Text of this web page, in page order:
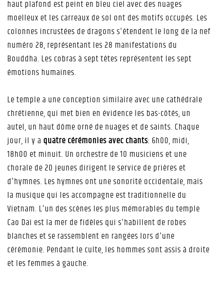
haut plafond est peint en bleu ciel avec des nuages
moelleux et les carreaux de sol ont des motifs occupés. Les
colonnes incrustées de dragons s'étendent le long de la nef
numéro 28, représentant les 28 manifestations du
Bouddha. Les cobras à sept têtes représentent les sept
émotions humaines.
Le temple a une conception similaire avec une cathédrale
chrétienne, qui met bien en évidence les bas-côtés, un
autel, un haut dôme orné de nuages et de saints. Chaque
jour, il y a quatre cérémonies avec chants: 6h00, midi,
18h00 et minuit. Un orchestre de 10 musiciens et une
chorale de 20 jeunes dirigent le service de prières et
d'hymnes. Les hymnes ont une sonorité occidentale, mais
la musique qui les accompagne est traditionnelle du
Vietnam. L'un des scènes les plus mémorables du temple
Cao Dai est la mer de fidèles qui s'habillent de robes
blanches et se rassemblent en rangées lors d'une
cérémonie. Pendant le culte, les hommes sont assis à droite
et les femmes à gauche.